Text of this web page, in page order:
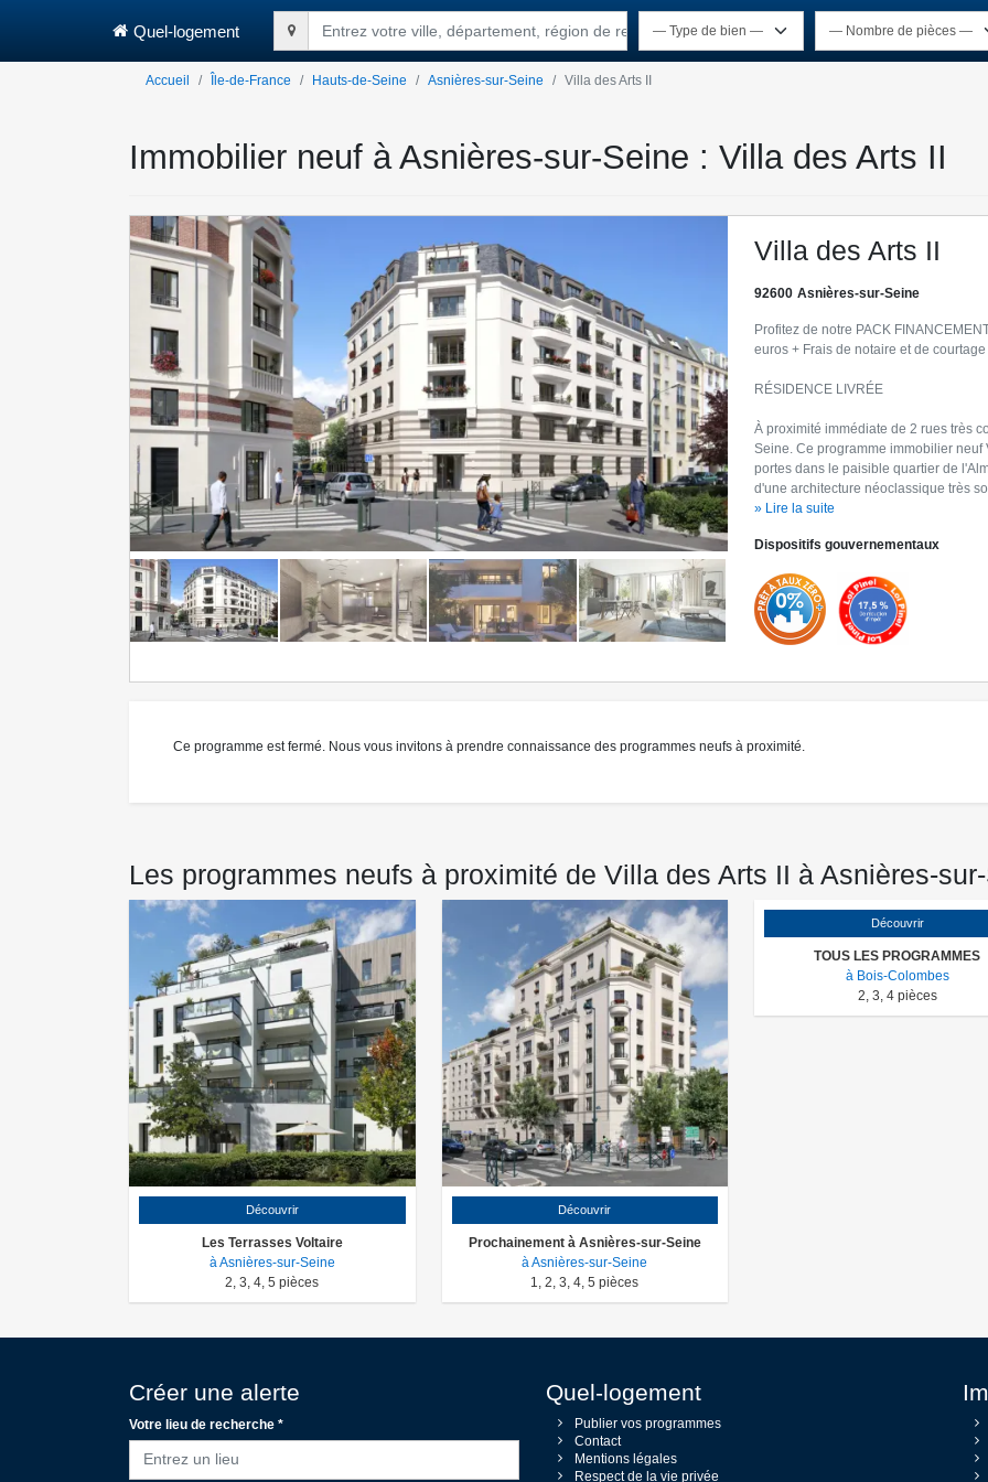
Quel-logement Entrez votre ville, département, région de recherche
Accueil Île-de-France Hauts-de-Seine Asnières-sur-Seine Villa des Arts II
Immobilier neuf à Asnières-sur-Seine : Villa des Arts II
Villa des Arts II
92600 Asnières-sur-Seine
Profitez de notre PACK
euros + Frais de notaire et de
RÉSIDENCE LIVRÉE
À proximité immédiate de 2 rues très
Seine. Ce programme immobilier neuf
portes dans le paisible quartier de
d'une architecture néoclassique très
(écoles, services, supermarché, etc.).
rapidement accessibles. Accès à l'A86
* voir conditions sur offres.lnc.fr
» Lire la suite
Dispositifs gouvernementaux
Ce programme est fermé. Nous vous invitons à prendre connaissance des programmes neufs à proximité.
Les programmes neufs à proximité de Villa des Arts II à Asnières-
Découvrir
Les Terrasses Voltaire
à Asnières-sur-Seine
2 3 4 5 pièces
Découvrir
Prochainement à Asnières-sur-Seine
à Asnières-sur-Seine
1
2 3 4 5 pièces
Découvrir
TOUS LES PROGRAMMES
à Bois-Colombes
2, 3, 4 pièces
Créer une alerte
Votre lieu de recherche *
Entrez un lieu
Quel-logement
Publier vos programmes
Contact
Mentions légales
Respect de la vie privée